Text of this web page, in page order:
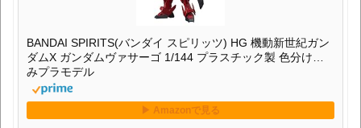
BANDAI SPIRITS(バンダイ スピリッツ) HG 機動新世紀ガン
ダムX ガンダムヴァサーゴ 1/144 プラスチック製 色分け済
みプラモデル